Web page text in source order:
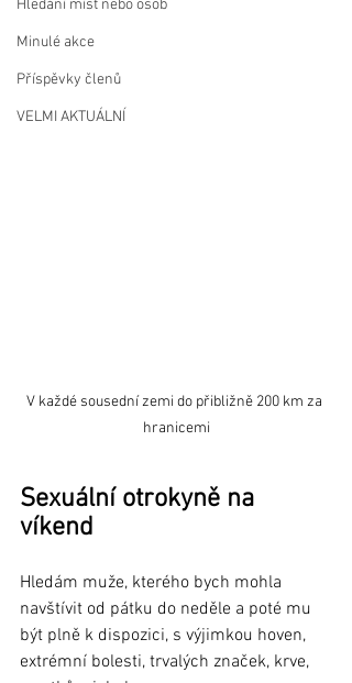
Hledání míst nebo osob
Minulé akce
Příspěvky členů
VELMI AKTUÁLNÍ
V každé sousední zemi do přibližně 200 km za
hranicemi
Sexuální otrokyně na
víkend
Hledám muže, kterého bych mohla
navštívit od pátku do neděle a poté mu
být plně k dispozici, s výjimkou hoven,
extrémní bolesti, trvalých značek, krve,